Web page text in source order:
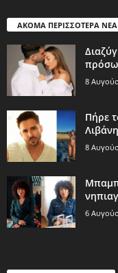
ΑΚΟΜΑ ΠΕΡΙΣΣΟΤΕΡΑ ΝΕΑ
8
Πήρε
8
6